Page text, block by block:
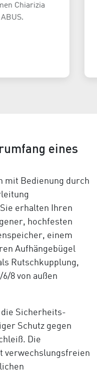
Chiarizia
eines
mit Bedienung durch
erhalten Ihren
hochfesten
einem
Aufhängebügel
Rutschkupplung,
8 von außen
Sicherheits-
Schutz gegen
Die
verwechslungsfreien